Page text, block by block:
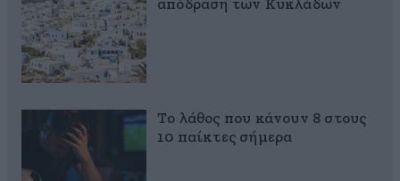
απόδραση των Κυκλάδων
Το λάθος που κάνουν 8 στους
10 παίκτες σήμερα